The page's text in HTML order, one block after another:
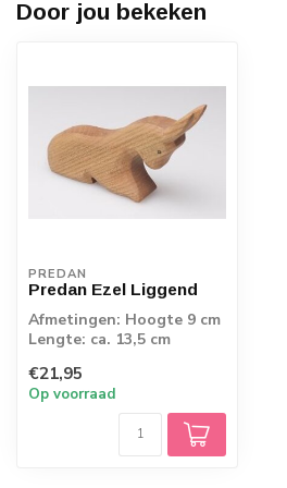
Door jou bekeken
PREDAN
Predan Ezel Liggend
Afmetingen: Hoogte 9 cm
Lengte: ca. 13,5 cm
€21,95
Op voorraad